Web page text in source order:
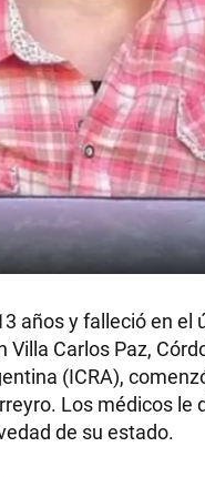
años y falleció en
Carlos Paz,
(ICRA),
Los médicos
de su estado.